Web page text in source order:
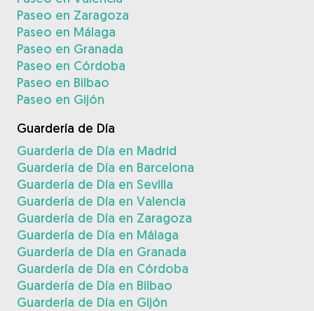
Paseo en Zaragoza
Paseo en Málaga
Paseo en Granada
Paseo en Córdoba
Paseo en Bilbao
Paseo en Gijón
Guardería de Día
Guardería de Día en Madrid
Guardería de Día en Barcelona
Guardería de Día en Sevilla
Guardería de Día en Valencia
Guardería de Día en Zaragoza
Guardería de Día en Málaga
Guardería de Día en Granada
Guardería de Día en Córdoba
Guardería de Día en Bilbao
Guardería de Día en Gijón